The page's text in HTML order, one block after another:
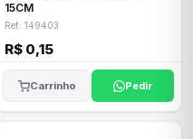
15CM
Ref: 149403
R$ 0,15
Carrinho Pedir